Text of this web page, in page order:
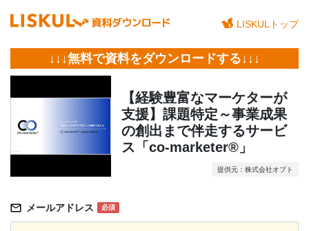
LISKULトップ
↓↓↓無料で資料をダウンロードする↓↓↓
【経験豊富なマーケターが
支援】課題特定～事業成果
の創出まで伴走するサービ
ス「co-marketer®」
提供元：株式会社オプト
メールアドレス 必須